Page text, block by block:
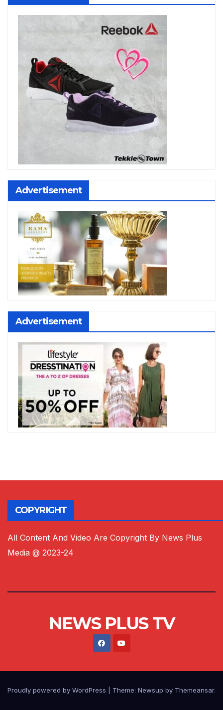
Advertisement
Advertisement
COPYRIGHT
All Content And Video Are Copyright By News Plus
Media @ 2023-24
NEWS PLUS TV
Proudly powered by WordPress Theme: Newsup by Themeansar.